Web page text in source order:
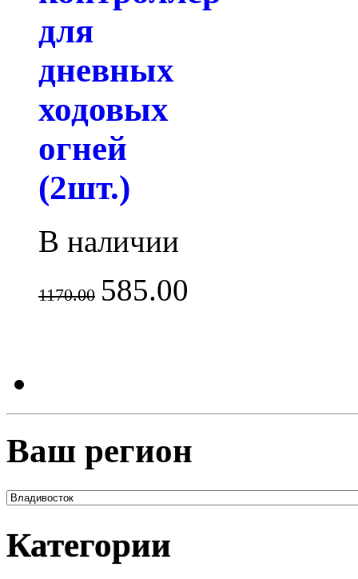
для
дневных
ходовых
огней
(2шт.)
В наличии
1170.00 585.00
Ваш регион
Категории